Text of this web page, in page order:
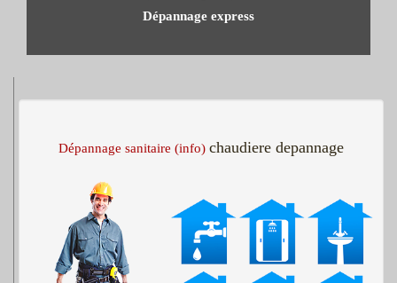
Dépannage express
Dépannage sanitaire (info) chaudiere depannage